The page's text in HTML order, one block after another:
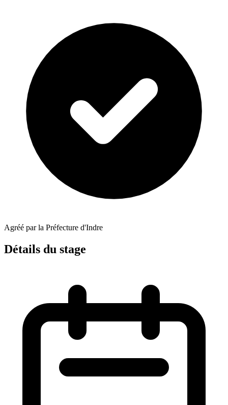
Agréé par la Préfecture d'Indre
Détails du stage